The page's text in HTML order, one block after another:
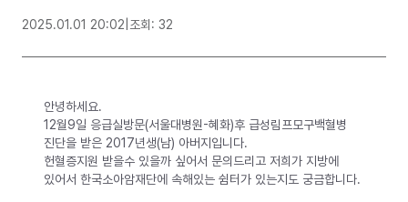
2025.01.01 20:02 조회: 32
안녕하세요.
12월9일 응급실방문(서울대병원-혜화)후 급성림프모구백혈병
진단을 받은 2017년생(남) 아버지입니다.
헌혈증지원 받을수 있을까 싶어서 문의드리고 저희가 지방에
있어서 한국소아암재단에 속해있는 쉼터가 있는지도 궁금합니다.